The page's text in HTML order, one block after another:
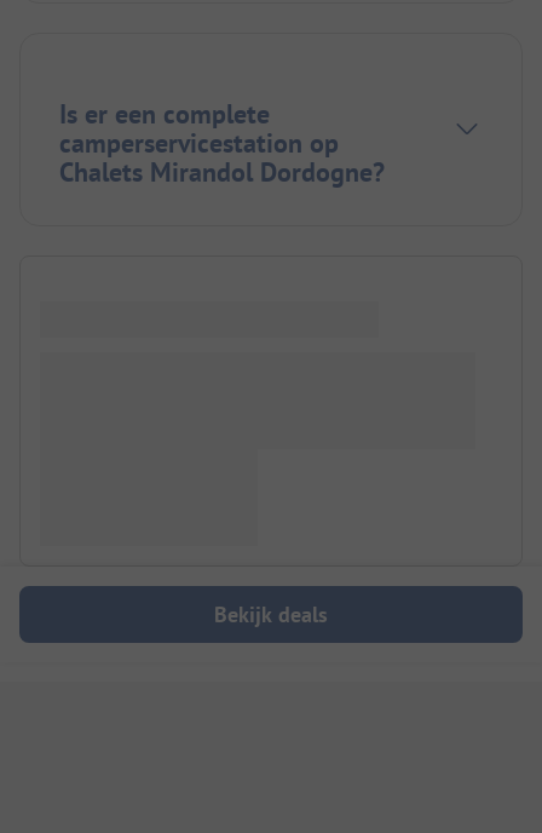
Is er een complete
camperservicestation op
Chalets Mirandol Dordogne?
Bekijk deals